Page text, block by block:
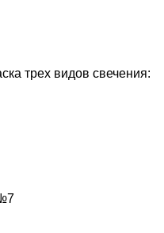
трех видов свечения: